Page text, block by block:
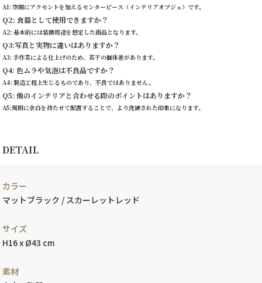
A1: 空間にアクセントを加えるセンターピース（インテリアオブジェ）です。
Q2: 食器として使用できますか？
A2: 基本的には装飾用途を想定した商品となります。
Q3:写真と実物に違いはありますか？
A3: 手作業による仕上げのため、若干の個体差があります。
Q4: 色ムラや気泡は不良品ですか？
A4: 製造工程上生じるものであり、不良ではありません。
Q5: 他のインテリアと合わせる際のポイントはありますか？
A5:周囲に余白を持たせて配置することで、より洗練された印象になります。
DETAIL
カラー
マットブラック / スカーレットレッド
サイズ
H16 x Ø43 cm
素材